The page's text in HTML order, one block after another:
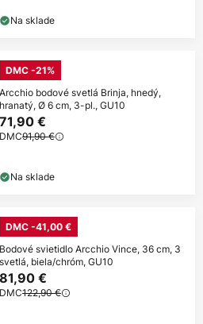
Na sklade
DMC -21%
Arcchio bodové svetlá Brinja, hnedý,
hranatý, Ø 6 cm, 3-pl., GU10
71,90 €
DMC91,90 €
Na sklade
DMC -41,00 €
Bodové svietidlo Arcchio Vince, 36 cm, 3
svetlá, biela/chróm, GU10
81,90 €
DMC122,90 €